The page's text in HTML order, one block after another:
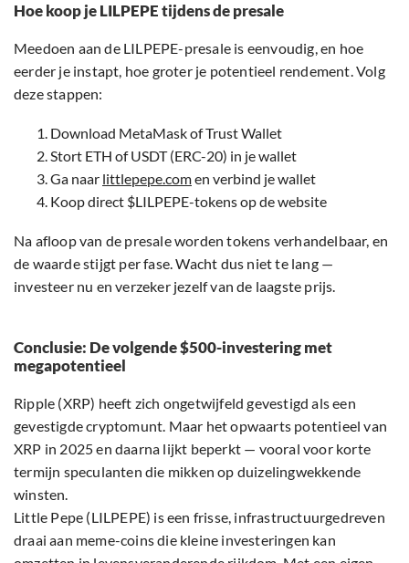
Hoe koop je LILPEPE tijdens de presale
Meedoen aan de LILPEPE-presale is eenvoudig, en hoe
eerder je instapt, hoe groter je potentieel rendement. Volg
deze stappen:
Download MetaMask of Trust Wallet
Stort ETH of USDT (ERC-20) in je wallet
Ga naar littlepepe.comen verbind je wallet
Koop direct $LILPEPE-tokens op de website
Na afloop van de presale worden tokens verhandelbaar, en
de waarde stijgt per fase. Wacht dus niet te lang —
investeer nu en verzeker jezelf van de laagste prijs.
Conclusie: De volgende $500-investering met
megapotentieel
Ripple (XRP) heeft zich ongetwijfeld gevestigd als een
gevestigde cryptomunt. Maar het opwaarts potentieel van
XRP in 2025 en daarna lijkt beperkt — vooral voor korte
termijn speculanten die mikken op duizelingwekkende
winsten.
Little Pepe (LILPEPE) is een frisse, infrastructuurgedreven
draai aan meme-coins die kleine investeringen kan